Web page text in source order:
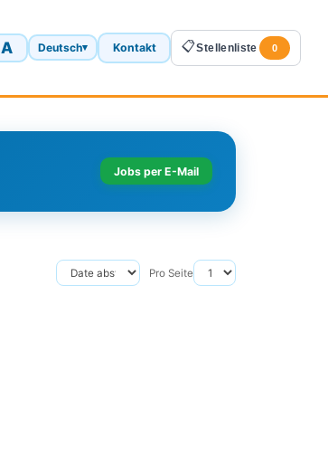
A Deutsch▾ Kontakt 📋Stellenliste 0
Jobs per E-Mail
Pro Seite